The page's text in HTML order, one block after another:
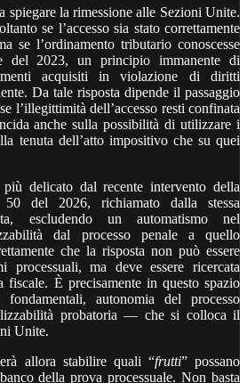
spiegare la rimessione alle Sezioni Unite.
se l’accesso sia stato correttamente
se l’ordinamento tributario conoscesse
del 2023, un principio immanente di
acquisiti in violazione di diritti
Da tale risposta dipende il passaggio
l’illegittimità dell’accesso resti confinata
anche sulla possibilità di utilizzare i
tenuta dell’atto impositivo che su quei
delicato dal recente intervento della
del 2026, richiamato dalla stessa
escludendo un automatismo nel
dal processo penale a quello
che la risposta non può essere
processuali, ma deve essere ricercata
fiscale. È precisamente in questo spazio
autonomia del processo
probatoria — che si colloca il
Unite.
allora stabilire quali “frutti” possano
della prova processuale. Non basta